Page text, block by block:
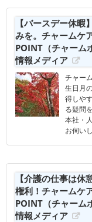
【バースデー休
みを。チャームケ
POINT（チャーム
情報メディア
チャー
生日月
得しや
る疑問
本社・
お伺い
【介護の仕事は
権利！チャームケ
POINT（チャーム
情報メディア